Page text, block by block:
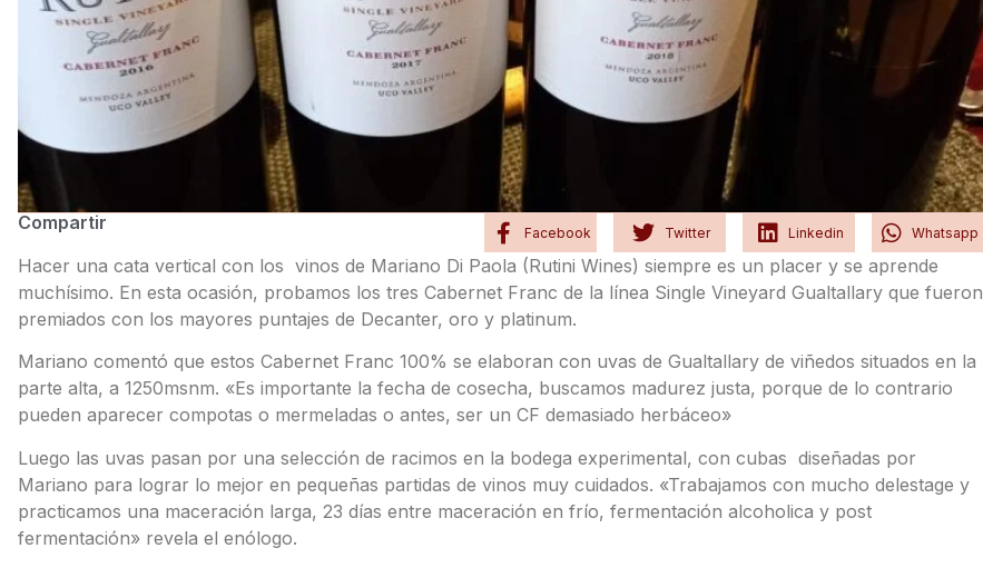
Compartir Facebook Twitter Linkedin Whatsapp
Hacer una cata vertical con los vinos de Mariano Di Paola (Rutini Wines) siempre es un placer y se aprende
muchísimo. En esta ocasión, probamos los tres Cabernet Franc de la línea Single Vineyard Gualtallary que fueron
premiados con los mayores puntajes de Decanter, oro y platinum.
Mariano comentó que estos Cabernet Franc 100% se elaboran con uvas de Gualtallary de viñedos situados en la
parte alta, a 1250msnm. «Es importante la fecha de cosecha, buscamos madurez justa, porque de lo contrario
pueden aparecer compotas o mermeladas o antes, ser un CF demasiado herbáceo»
Luego las uvas pasan por una selección de racimos en la bodega experimental, con cubas diseñadas por
Mariano para lograr lo mejor en pequeñas partidas de vinos muy cuidados. «Trabajamos con mucho delestage y
practicamos una maceración larga, 23 días entre maceración en frío, fermentación alcoholica y post
fermentación» revela el enólogo.